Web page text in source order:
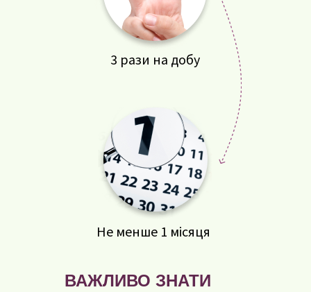
3 рази на добу
Не менше 1 місяця
ВАЖЛИВО ЗНАТИ